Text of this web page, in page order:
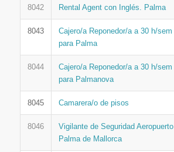
8042 Rental Agent con Inglés. Palma
8043
Cajero/a Reponedor/a a 30 h/sem
para Palma
8044
Cajero/a Reponedor/a a 30 h/sem
para Palmanova
8045 Camarera/o de pisos
8046
Vigilante de Seguridad Aeropuerto
Palma de Mallorca